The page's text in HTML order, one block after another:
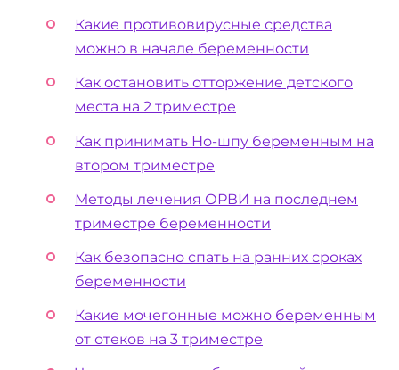
Какие противовирусные средства
можно в начале беременности
Как остановить отторжение детского
места на 2 триместре
Как принимать Но-шпу беременным на
втором триместре
Методы лечения ОРВИ на последнем
триместре беременности
Как безопасно спать на ранних сроках
беременности
Какие мочегонные можно беременным
от отеков на 3 триместре